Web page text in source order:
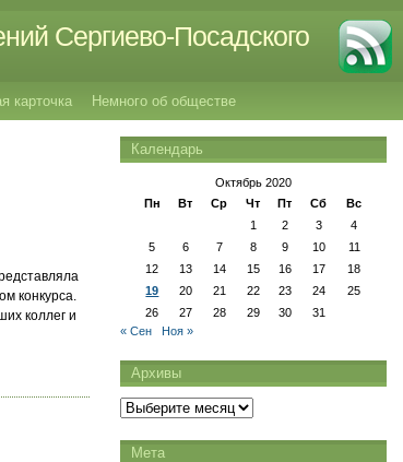
Сергиево-Посадского
карточка Немного об обществе
конкурса.
коллег и
Календарь
Октябрь 2020
Пн
Вт Ср Чт Пт Сб
Вс
1
2 3
4
5
6 7 8 9 10
11
12
13 14 15 16 17
18
19
20 21 22 23 24
25
26
27 28 29 30
31
« Сен
Ноя »
Архивы
Архивы
Мета